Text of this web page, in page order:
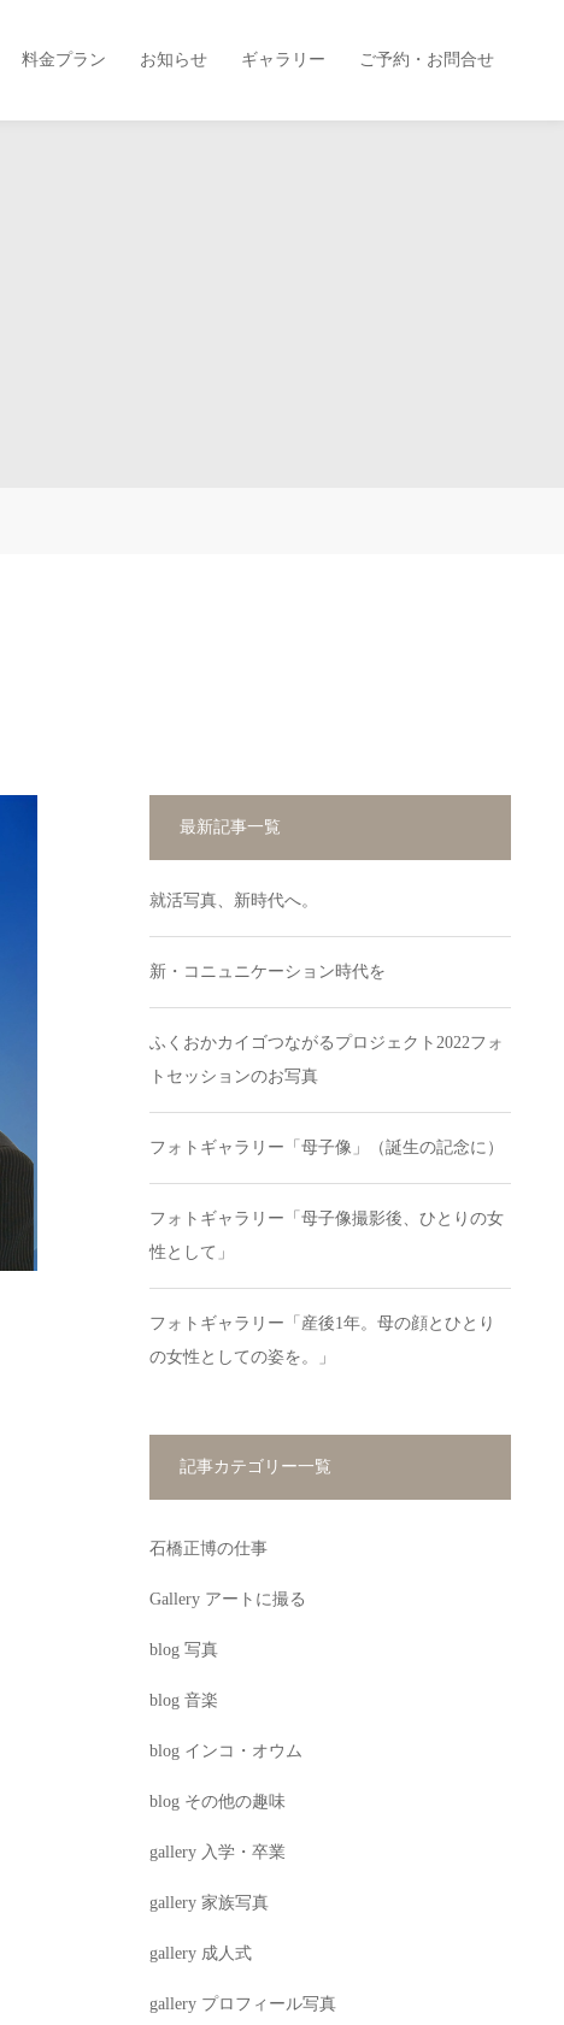
料金プラン お知らせ ギャラリー ご予約・お問合せ
最新記事一覧
就活写真、新時代へ。
新・コニュニケーション時代を
ふくおかカイゴつながるプロジェクト2022フォ
トセッションのお写真
フォトギャラリー「母子像」（誕生の記念に）
フォトギャラリー「母子像撮影後、ひとりの女
性として」
フォトギャラリー「産後1年。母の顔とひとり
の女性としての姿を。」
記事カテゴリー一覧
石橋正博の仕事
Gallery アートに撮る
blog 写真
blog 音楽
blog インコ・オウム
blog その他の趣味
gallery 入学・卒業
gallery 家族写真
gallery 成人式
gallery プロフィール写真